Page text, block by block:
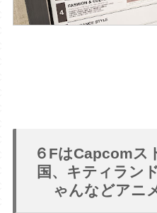
６FはCapcomス
国、キティラン
ゃんなどアニ